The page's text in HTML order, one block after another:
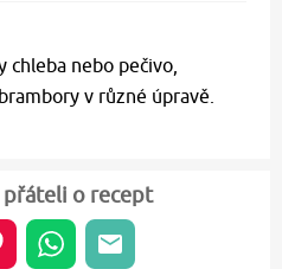
chleba nebo pečivo,
v různé úpravě.
přáteli o recept